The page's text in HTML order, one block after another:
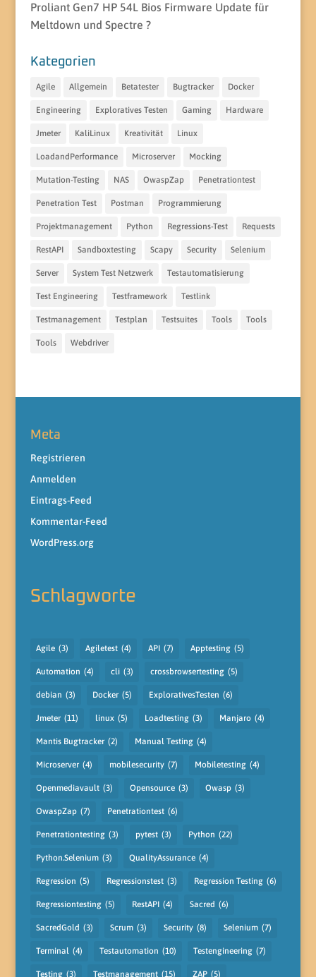
Proliant Gen7 HP 54L Bios Firmware Update für
Meltdown und Spectre ?
Kategorien
Agile Allgemein Betatester Bugtracker Docker
Engineering Exploratives Testen Gaming Hardware
Jmeter KaliLinux Kreativität Linux
LoadandPerformance Microserver Mocking
Mutation-Testing NAS OwaspZap Penetrationtest
Penetration Test Postman Programmierung
Projektmanagement Python Regressions-Test Requests
RestAPI Sandboxtesting Scapy Security Selenium
Server System Test Netzwerk Testautomatisierung
Test Engineering Testframework Testlink
Testmanagement Testplan Testsuites Tools Tools
Tools Webdriver
Meta
Registrieren
Anmelden
Eintrags-Feed
Kommentar-Feed
WordPress.org
Schlagworte
Agile (3) Agiletest (4) API (7) Apptesting (5)
Automation (4) cli (3) crossbrowsertesting (5)
debian (3) Docker (5) ExplorativesTesten (6)
Jmeter (11) linux (5) Loadtesting (3) Manjaro (4)
Mantis Bugtracker (2) Manual Testing (4)
Microserver (4) mobilesecurity (7) Mobiletesting (4)
Openmediavault (3) Opensource (3) Owasp (3)
OwaspZap (7) Penetrationtest (6)
Penetrationtesting (3) pytest (3) Python (22)
Python.Selenium (3) QualityAssurance (4)
Regression (5) Regressionstest (3) Regression Testing (6)
Regressiontesting (5) RestAPI (4) Sacred (6)
SacredGold (3) Scrum (3) Security (8) Selenium (7)
Terminal (4) Testautomation (10) Testengineering (7)
Testing (3) Testmanagement (15) ZAP (5)